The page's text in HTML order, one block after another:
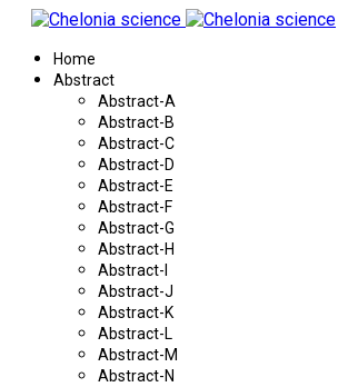
Home
Abstract
Abstract-A
Abstract-B
Abstract-C
Abstract-D
Abstract-E
Abstract-F
Abstract-G
Abstract-H
Abstract-I
Abstract-J
Abstract-K
Abstract-L
Abstract-M
Abstract-N